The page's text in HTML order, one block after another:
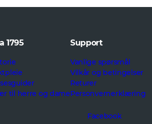
1795
til herre og dame
Support
Vanlige spørsmål
Vilkår og betingelser
Returer
Personvernerklæring
Facebook